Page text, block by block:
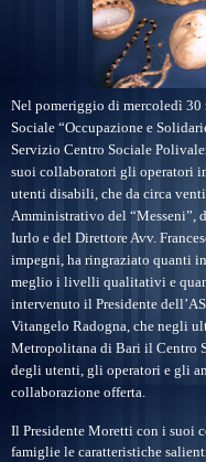
Nel pomeriggio di mercoledì 30
Sociale “Occupazione e
Servizio Centro Sociale
suoi collaboratori gli operatori
utenti disabili, che da circa
Amministrativo del “Messeni”,
Iurlo e del Direttore Avv.
impegni, ha ringraziato quanti
meglio i livelli qualitativi e
intervenuto il Presidente
Vitangelo Radogna, che negli
Metropolitana di Bari il Centro
degli utenti, gli operatori e gli
collaborazione offerta.
Il Presidente Moretti con i suoi
famiglie le caratteristiche